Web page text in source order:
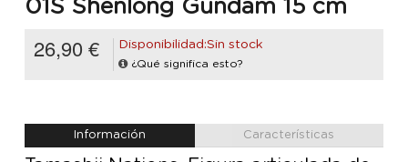
01S Shenlong Gundam 15 cm
26,90 € Disponibilidad:Sin stock
¿Qué significa esto?
Información Características